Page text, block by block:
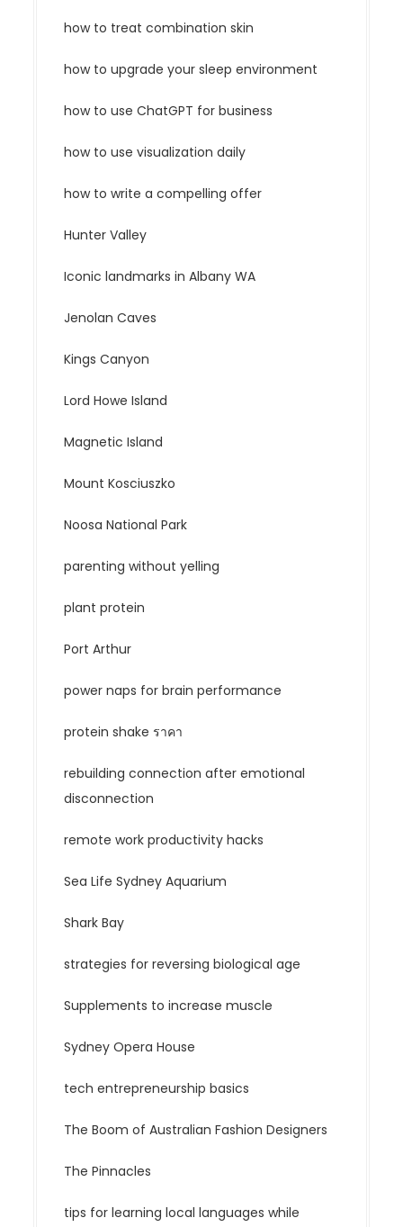
how to treat combination skin
how to upgrade your sleep environment
how to use ChatGPT for business
how to use visualization daily
how to write a compelling offer
Hunter Valley
Iconic landmarks in Albany WA
Jenolan Caves
Kings Canyon
Lord Howe Island
Magnetic Island
Mount Kosciuszko
Noosa National Park
parenting without yelling
plant protein
Port Arthur
power naps for brain performance
protein shake ราคา
rebuilding connection after emotional
disconnection
remote work productivity hacks
Sea Life Sydney Aquarium
Shark Bay
strategies for reversing biological age
Supplements to increase muscle
Sydney Opera House
tech entrepreneurship basics
The Boom of Australian Fashion Designers
The Pinnacles
tips for learning local languages while